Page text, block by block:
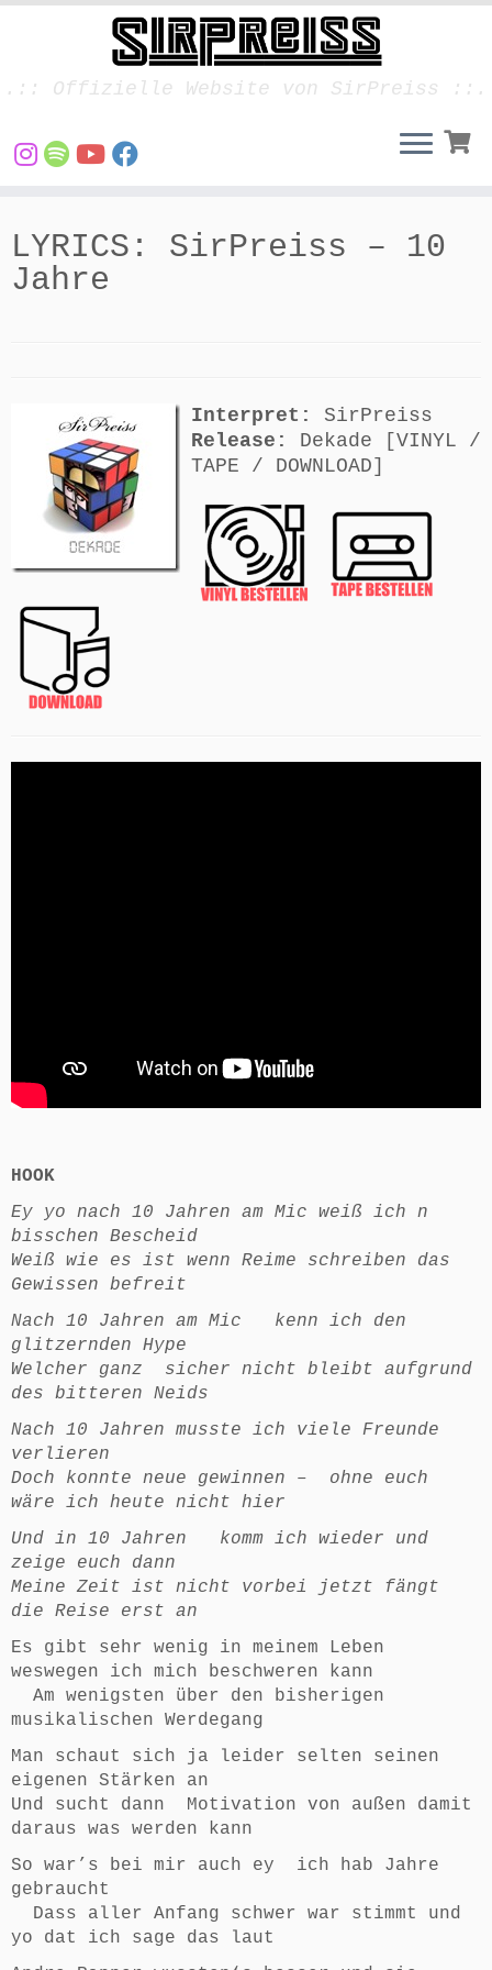
Inhalt
springen
.:: Offizielle Website von SirPreiss ::.
LYRICS: SirPreiss – 10
Jahre
Interpret: SirPreiss
Release: Dekade [VINYL /
TAPE / DOWNLOAD]
HOOK
Ey yo nach 10 Jahren am Mic weiß ich n
bisschen Bescheid
Weiß wie es ist wenn Reime schreiben das
Gewissen befreit
Nach 10 Jahren am Mic kenn ich den
glitzernden Hype
Welcher ganz sicher nicht bleibt aufgrund
des bitteren Neids
Nach 10 Jahren musste ich viele Freunde
verlieren
Doch konnte neue gewinnen – ohne euch
wäre ich heute nicht hier
Und in 10 Jahren komm ich wieder und
zeige euch dann
Meine Zeit ist nicht vorbei jetzt fängt
die Reise erst an
Es gibt sehr wenig in meinem Leben
weswegen ich mich beschweren kann
Am wenigsten über den bisherigen
musikalischen Werdegang
Man schaut sich ja leider selten seinen
eigenen Stärken an
Und sucht dann Motivation von außen damit
daraus was werden kann
So war’s bei mir auch ey ich hab Jahre
gebraucht
Dass aller Anfang schwer war stimmt und
yo dat ich sage das laut